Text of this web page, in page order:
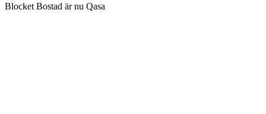
Blocket Bostad är nu Qasa